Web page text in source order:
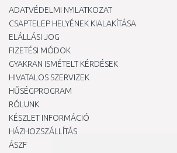
ADATVÉDELMI NYILATKOZAT
CSAPTELEP HELYÉNEK KIALAKÍTÁSA
ELÁLLÁSI JOG
FIZETÉSI MÓDOK
GYAKRAN ISMÉTELT KÉRDÉSEK
HIVATALOS SZERVIZEK
HŰSÉGPROGRAM
RÓLUNK
KÉSZLET INFORMÁCIÓ
HÁZHOZSZÁLLÍTÁS
ÁSZF